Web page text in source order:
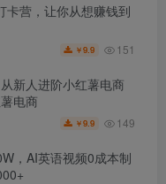
卡营，让你从想赚钱到
￥9.9 151
新人进阶小红薯电商
电商
￥9.9 149
，AI英语视频0成本制